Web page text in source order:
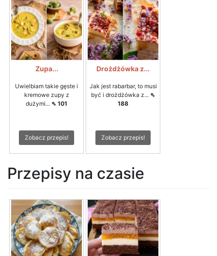
Zupa...
Uwielbiam takie gęste i
kremowe zupy z
dużymi... ⇖ 101
Zobacz przepis!
Drożdżówka z...
Jak jest rabarbar, to musi
być i drożdżówka z... ⇖
188
Zobacz przepis!
Przepisy na czasie